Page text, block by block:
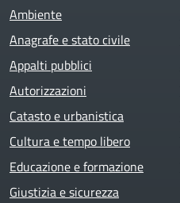
Ambiente
Anagrafe e stato civile
Appalti pubblici
Autorizzazioni
Catasto e urbanistica
Cultura e tempo libero
Educazione e formazione
Giustizia e sicurezza